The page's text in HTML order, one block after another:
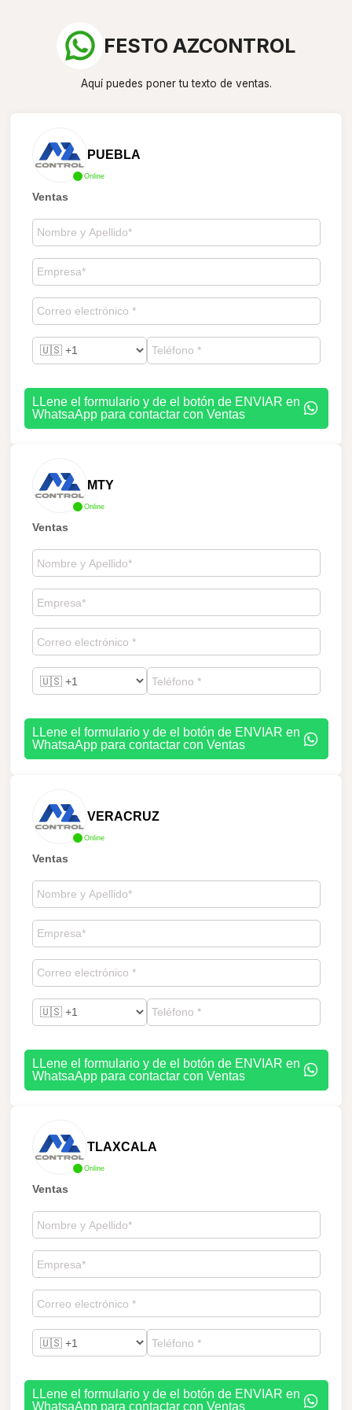
FESTO AZCONTROL
Aquí puedes poner tu texto de ventas.
Online
PUEBLA
Ventas
LLene el formulario y de el botón de ENVIAR en
WhatsaApp para contactar con Ventas
Online
MTY
Ventas
LLene el formulario y de el botón de ENVIAR en
WhatsaApp para contactar con Ventas
Online
VERACRUZ
Ventas
LLene el formulario y de el botón de ENVIAR en
WhatsaApp para contactar con Ventas
Online
TLAXCALA
Ventas
LLene el formulario y de el botón de ENVIAR en
WhatsaApp para contactar con Ventas